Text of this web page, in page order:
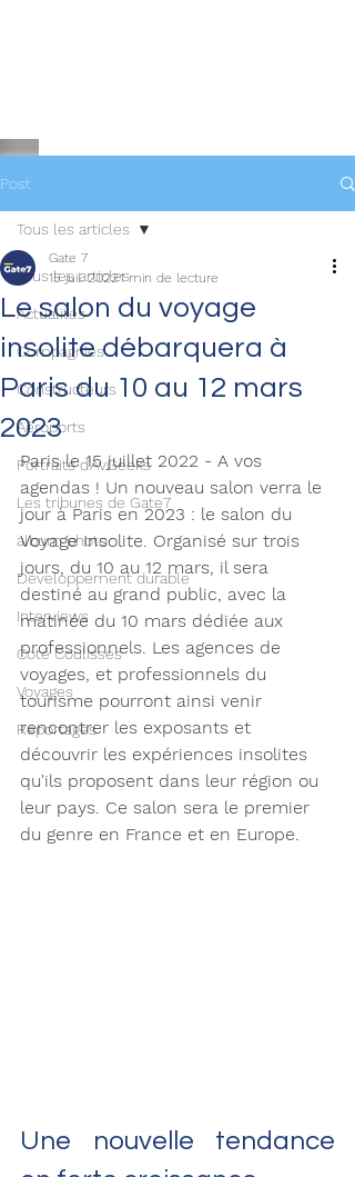
Post
Tous les articles
Actualités
Compagnies
Constructeurs
Aéroports
Portraits d'AvGeeks
Les tribunes de Gate7
album photo
Développement durable
Interviews
Coté Coulisses
Voyages
Reportages
Tous les articles
Le salon du voyage
insolite débarquera à
Paris du 10 au 12 mars
2023
Gate 7
15 juil. 20221 min de lecture
Paris le 15 juillet 2022 - A vos
agendas ! Un nouveau salon verra le
jour à Paris en 2023 : le salon du
Voyage Insolite. Organisé sur trois
jours, du 10 au 12 mars, il sera
destiné au grand public, avec la
matinée du 10 mars dédiée aux
professionnels. Les agences de
voyages, et professionnels du
tourisme pourront ainsi venir
rencontrer les exposants et
découvrir les expériences insolites
qu'ils proposent dans leur région ou
leur pays. Ce salon sera le premier
du genre en France et en Europe.
Une nouvelle tendance